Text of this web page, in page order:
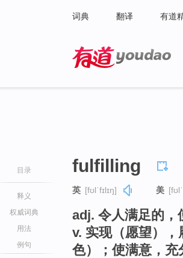
词典 翻译 有道
目录
释义
权威词典
用法
例句
fulfilling
英 [fʊlˈfɪlɪŋ] 美
adj. 令人满足的，
v. 实现（愿望）
色）；使满意，